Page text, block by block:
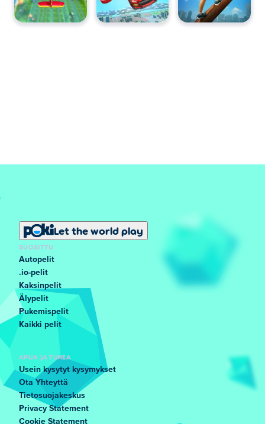
Let the world play
SUOSITTU
Autopelit
.io-pelit
Kaksinpelit
Älypelit
Pukemispelit
Kaikki pelit
APUA JA TUKEA
Usein kysytyt kysymykset
Ota Yhteyttä
Tietosuojakeskus
Privacy Statement
Cookie Statement